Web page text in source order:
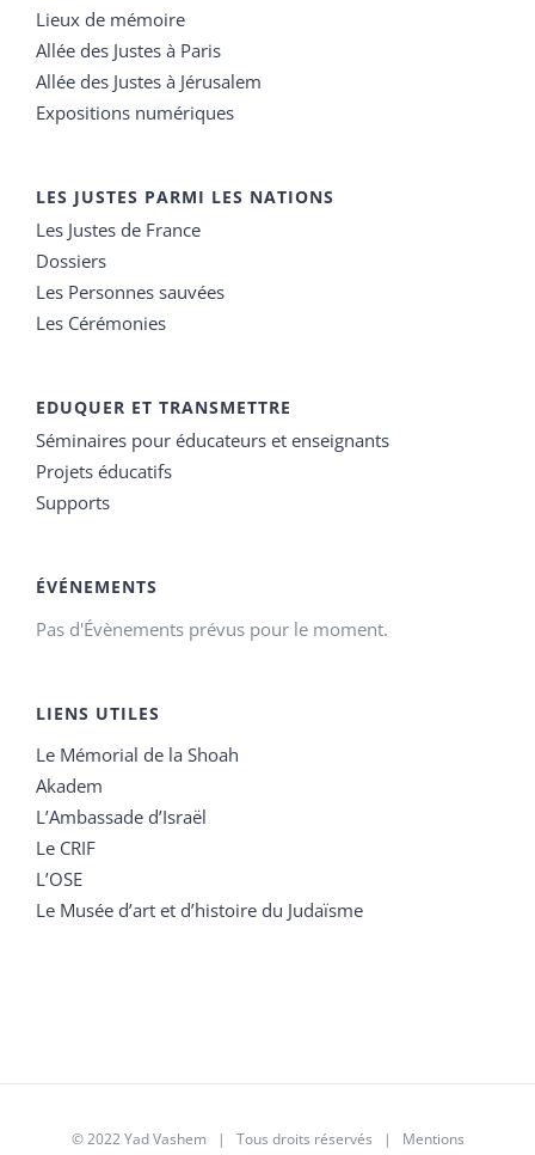
Lieux de mémoire
Allée des Justes à Paris
Allée des Justes à Jérusalem
Expositions numériques
LES JUSTES PARMI LES NATIONS
Les Justes de France
Dossiers
Les Personnes sauvées
Les Cérémonies
EDUQUER ET TRANSMETTRE
Séminaires pour éducateurs et enseignants
Projets éducatifs
Supports
ÉVÉNEMENTS
Pas d'Évènements prévus pour le moment.
LIENS UTILES
Le Mémorial de la Shoah
Akadem
L’Ambassade d’Israël
Le CRIF
L’OSE
Le Musée d’art et d’histoire du Judaïsme
© 2022 Yad Vashem | Tous droits réservés | Mentions